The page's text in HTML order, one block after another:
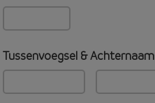
Tussenvoegsel & Achternaam